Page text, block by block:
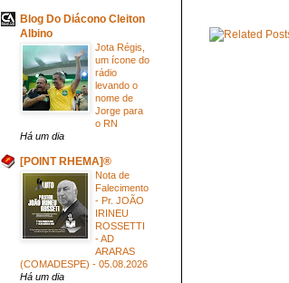
Blog Do Diácono Cleiton
Albino
Jota Régis,
um ícone do
rádio
levando o
nome de
Jorge para
o RN
Há um dia
[POINT RHEMA]®
Nota de
Falecimento
- Pr. JOÃO
IRINEU
ROSSETTI
- AD
ARARAS
(COMADESPE) - 05.08.2026
Há um dia